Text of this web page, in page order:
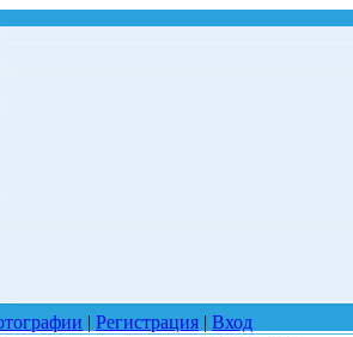
| Регистрация | Вход